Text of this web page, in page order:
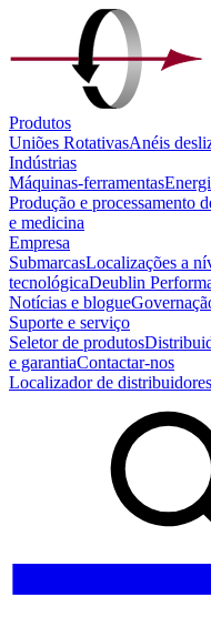
Produtos
Uniões RotativasAnéis
Indústrias
Máquinas-ferramentas
Produção e processamento
e medicina
Empresa
SubmarcasLocalizações a
tecnológicaDeublin
Notícias e blogue
Suporte e serviço
Seletor de produtos
e garantiaContactar-nos
Localizador de distribuidores